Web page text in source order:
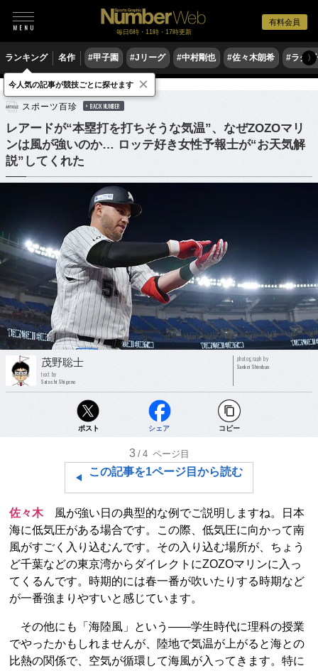
有料会員
毎日6時・11時・17時更新
ランキング 名作 #甲子園 #Jリーグ #中村剛也 #佐々木朗希 #ラグ〉
野球 プロ野球
スポーツ百珍 BACK NUMBER
レアードが“本塁打を打ちそうな気温”、なぜZOZOマリ
ンは風が強いのか… ロッテ好き女性予報士が“お天気解
説”してくれた
茂野聡士
text by
Satoshi Shigeno
photograph by
Sankei Shimbun
ポスト シェア コピー
3 /4 ページ目
この記事を1ページ目から読む
佐々木風が強い日の典型的な例でご説明しますね。日本
海に低気圧がある場合です。この際、低気圧に向かって南
風がすごく入り込むんです。その入り込む場所が、ちょう
ど千葉などの東京湾からダイレクトにZOZOマリンに入っ
てくるんです。時期的には春一番が吹いたりする時期など
が一番強まりやすいと感じています。
その他にも「海陸風」という――学生時代に理科の授業
でやったかもしれませんが、陸地で気温が上がると海との
比熱の関係で、空気が循環して海風が入ってきます。特に
今人気の記事が競技ごとに探せます ×